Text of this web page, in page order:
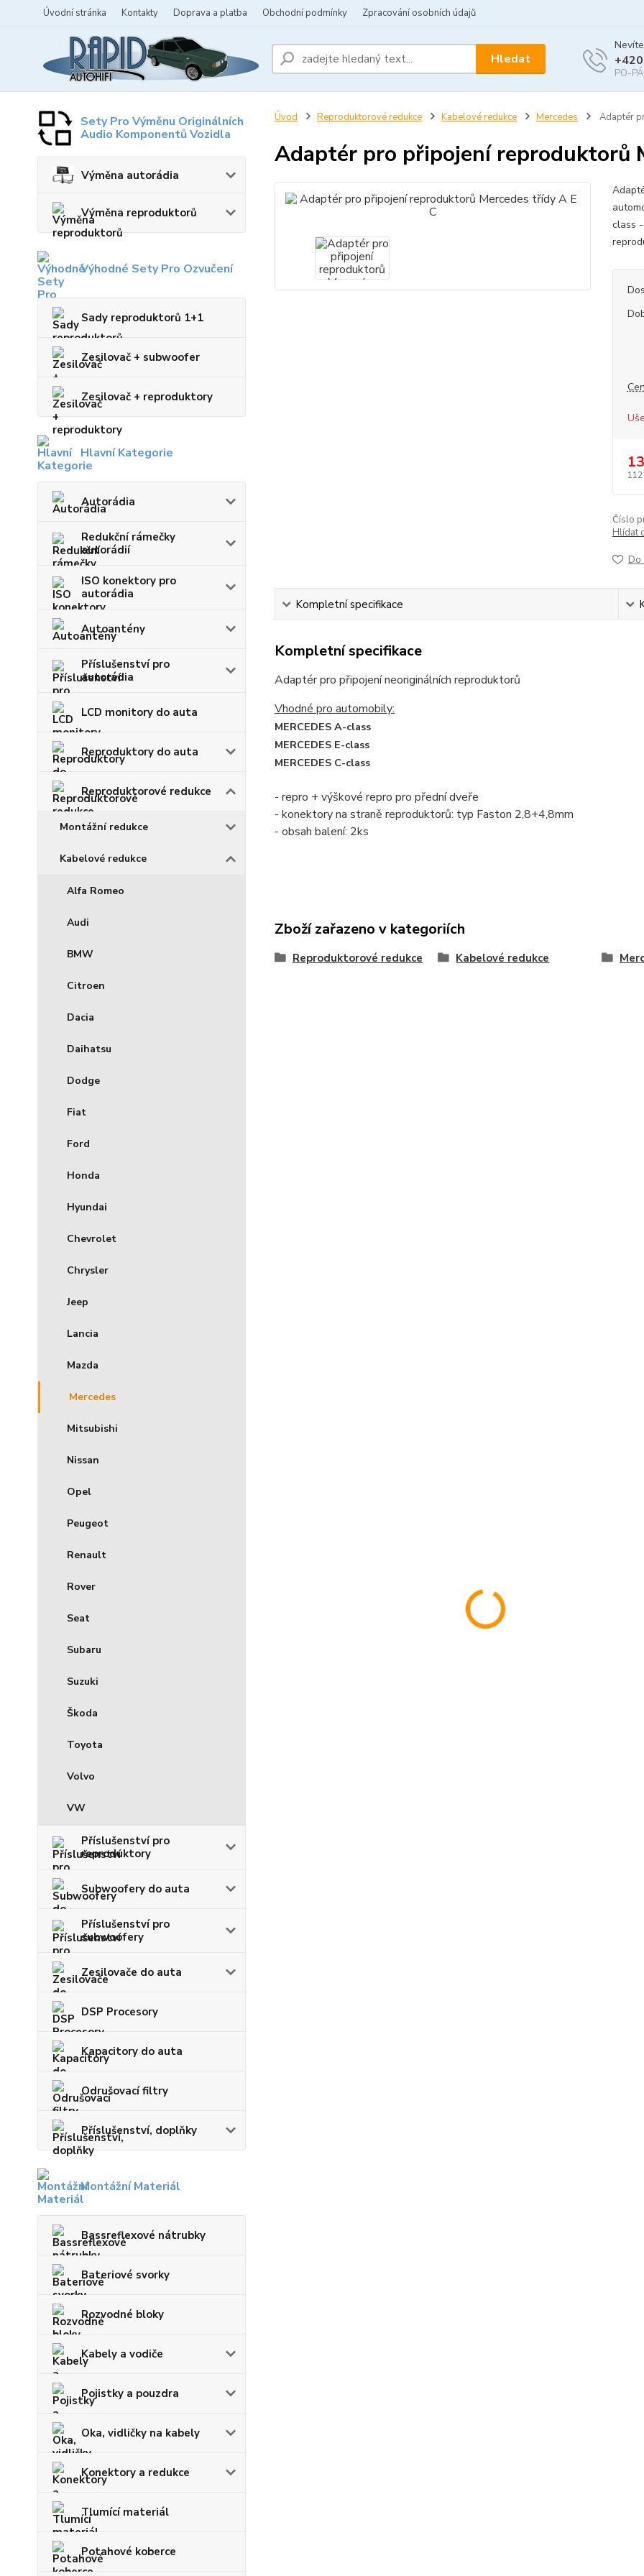
Úvodní stránka Kontakty Doprava a platba Obchodní podmínky Zpracování osobních údajů
Hledat
PO-
Sety Pro Výměnu Originálních
Audio Komponentů Vozidla
Výměna autorádia
Výměna reproduktorů
Výhodné Sety Pro Ozvučení
Sady reproduktorů 1+1
Zesilovač + subwoofer
Zesilovač + reproduktory
Hlavní Kategorie
Autorádia
Redukční rámečky
autorádií
ISO konektory pro
autorádia
Autoantény
Příslušenství pro
autorádia
LCD monitory do auta
Reproduktory do auta
Reproduktorové redukce
Montážní redukce
Kabelové redukce
Alfa Romeo
Audi
BMW
Citroen
Dacia
Daihatsu
Dodge
Fiat
Ford
Honda
Hyundai
Chevrolet
Chrysler
Jeep
Lancia
Mazda
Mercedes
Mitsubishi
Nissan
Opel
Peugeot
Renault
Rover
Seat
Subaru
Suzuki
Škoda
Toyota
Volvo
VW
Příslušenství pro
reproduktory
Subwoofery do auta
Příslušenství pro
subwoofery
Zesilovače do auta
DSP Procesory
Kapacitory do auta
Odrušovací filtry
Příslušenství, doplňky
Montážní Materiál
Bassreflexové nátrubky
Bateriové svorky
Rozvodné bloky
Kabely a vodiče
Pojistky a pouzdra
Oka, vidličky na kabely
Konektory a redukce
Tlumící materiál
Potahové koberce
Úvod Reproduktorové redukce Kabelové redukce Mercedes Adaptér
Adaptér pro připojení reproduktorů
class
112
Číslo
Hlídat
Do
Kompletní specifikace
Kompletní specifikace
Adaptér pro připojení neoriginálních reproduktorů
Vhodné pro automobily:
MERCEDES A-class
MERCEDES E-class
MERCEDES C-class
- repro + výškové repro pro přední dveře
- konektory na straně reproduktorů: typ Faston 2,8+4,8mm
- obsah balení: 2ks
Zboží zařazeno v kategoriích
Reproduktorové redukce Kabelové redukce